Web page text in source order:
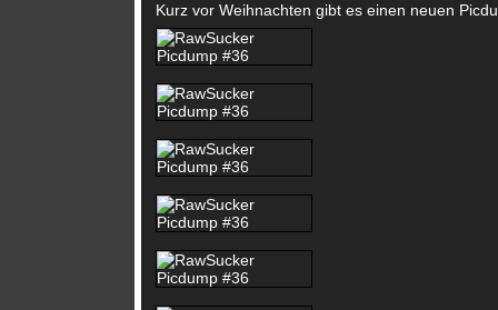
Kurz vor Weihnachten gibt es einen neuen